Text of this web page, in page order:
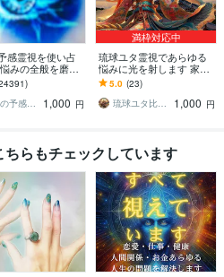
感霊視を使い占
みの全般を磨き
ぎ澄ました予感
により導きます
必達の予感霊視 渡邊 潤一
1,000 円
満枠対応中
琉球ユタ霊視であらゆる
悩みに光を射します 家
族・子宝・金運・人間関
係・仕事運・恋愛などあ
らゆる悩みを
5.0 (23)
琉球ユタ比嘉にらい
1,000 円
らもチェックしています